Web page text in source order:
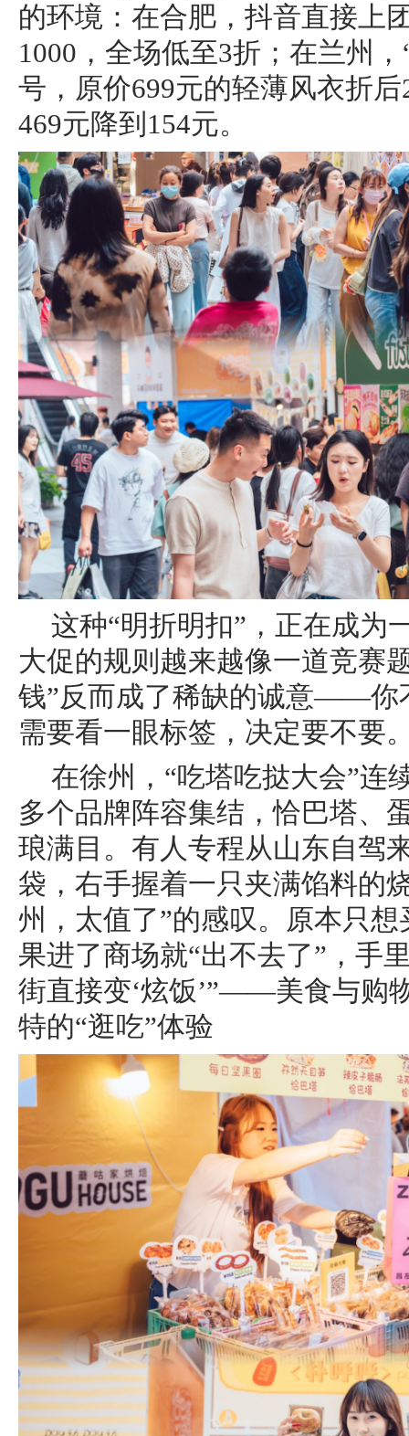
的环境：在合肥，抖音直接上
1000，全场低至3折；在兰州
号，原价699元的轻薄风衣折
469元降到154元。
这种“明折明扣”，正在成为
大促的规则越来越像一道竞赛
钱”反而成了稀缺的诚意——你
需要看一眼标签，决定要不要
在徐州，“吃塔吃挞大会”连
多个品牌阵容集结，恰巴塔、
琅满目。有人专程从山东自驾
袋，右手握着一只夹满馅料的
州，太值了”的感叹。原本只
果进了商场就“出不去了”，手
街直接变‘炫饭’”——美食与购
特的“逛吃”体验